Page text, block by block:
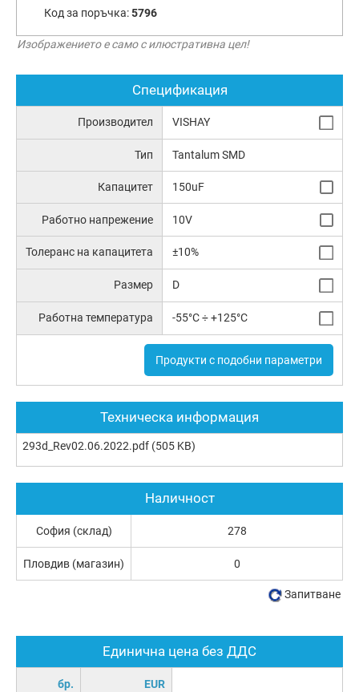
Код за поръчка:5796
Изображението е само с илюстративна цел!
Спецификация
Производител VISHAY
Тип Tantalum SMD
Капацитет 150uF
Работно напрежение 10V
Толеранс на капацитета ±10%
Размер D
Работна температура -55°C ÷ +125°C
Продукти с подобни параметри
Техническа информация
293d_Rev02.06.2022.pdf (505 KB)
Единична цена без ДДС
бр. EUR
Наличност
София (склад) 278
Пловдив (магазин) 0
Запитване